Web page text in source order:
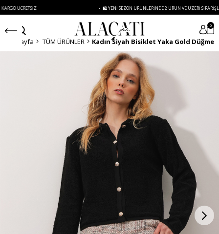
• 🛍️ YENI SEZON ÜRÜNLERINDE 2 ÜRÜN VE ÜZERI SIPARIŞLERDE
0
Anasayfa TÜM ÜRÜNLER